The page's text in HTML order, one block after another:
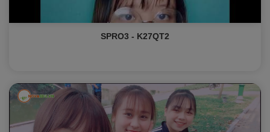
SPRO3 - K27QT2